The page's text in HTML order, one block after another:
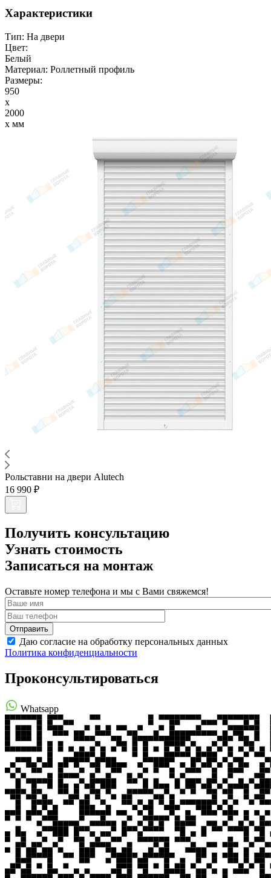
Характеристики
Тип: На двери
Цвет:
Белый
Материал: Роллетный профиль
Размеры:
950
x
2000
x мм
Рольставни на двери Alutech
16 990 ₽
Получить консультацию
Узнать стоимость
Записаться на монтаж
Оставьте номер телефона и мы с Вами свяжемся!
Даю согласие на обработку персональных данных
Политика конфиденциальности
Проконсультироваться
Whatsapp